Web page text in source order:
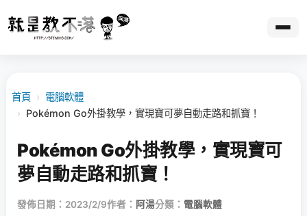
首頁 › 電腦軟體
› Pokémon Go外掛教學，實現寶可夢自動走路和抓寶！
Pokémon Go外掛教學，實現寶可
夢自動走路和抓寶！
發佈日期：2023/2/9作者： 阿湯分類： 電腦軟體